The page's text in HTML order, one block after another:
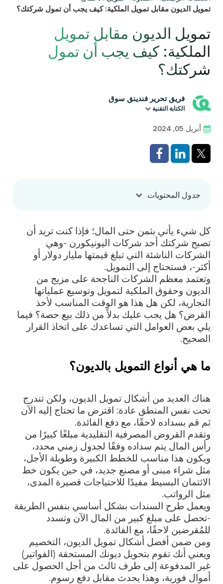
تمويل الديون مقابل تمويل الملكية: كيف يجب أن تمول شركتك؟
تمويل الديون مقابل تمويل
الملكية: كيف يجب أن تمول
شركتك؟
فريق تحرير فندينق سوق
الكتابة التقنية
أبريل 05, 2024
جدول المحتويات
كل شيء يأتي بثمن حتى المال؛ فإذا كنت تريد أن
تصبح شركتك أحد شركات اليونيكورن -وهي
الشركات الناشئة التي تبلغ قيمتها مليار دولار أو
أكثر-، فستحتاج إلى التمويل.
وتعتمد معظم الشركات الناجحة على مزيج من
الديون وحقوق الملكية لتمويل وتوسيع عملياتها
التجارية، لكن هل هذا هو الوقت المناسب لأخذ
القرض؟ هل يجب عليك بدلاً من ذلك بيع حصة؟ فيما
يلي بعض العوامل التي تساعدك على اتخاذ القرار
الصحيح.
ما هي أنواع التمويل بالديون؟
هناك العديد من أشكال تمويل الديون، ولكن تندرج
تحت نفس المنطق عادة: اقترض ما تحتاج إليه الآن
ثم قم بسداده لاحقًا، مع دفع الفائدة.
وتقدم القروض المصرفية التقليدية مبلغًا كبيرًا من
رأس المال يتم سداده وفقًا لجدول زمني محدد،
ويكون هذا مناسب للخطط الكبيرة وطويلة الأجل،
مثل شراء مبنى أو مصنع جديد، في حين يكون خط
الائتمان البسيط مفيدًا للاحتياجات قصيرة المدى،
مثل الرواتب.
ويعمل طرح السندات بشكل أساسي بنفس الطريقة
-تحصل على مبلغ كبير من المال الآن وتسدد
للمُقرضين لاحقًا، مع الفائدة.
ومن ضمن أفضل أشكال تمويل الديون، التخصيم
ويعني أنك تقوم بتحويل ديونك المستحقة (الفواتير)
غير المدفوعة إلى طرف ثالث من أجل الحصول على
أموال فورية، وهذا يحدث مقابل دفع رسوم.